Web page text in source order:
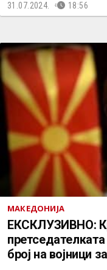
31.07.2024. 18:56
МАКЕДОНИЈА
ЕКСКЛУЗИВНО:
број на војници